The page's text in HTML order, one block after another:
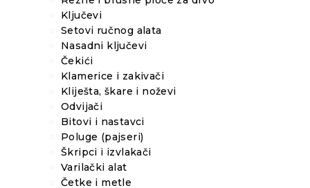
Ključevi
Setovi ručnog alata
Nasadni ključevi
Čekići
Klamerice i zakivači
Kliješta, škare i noževi
Odvijači
Bitovi i nastavci
Poluge (pajseri)
Škripci i izvlakači
Varilački alat
Četke i metle